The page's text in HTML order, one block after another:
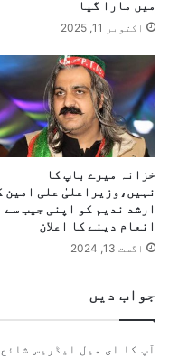
میں مارا گیا
اکتوبر 11, 2025
خزانہ میرے باپ کا
نہیں،وزیراعلیٰ علی امین
ارشد ندیم کو اپنی جیب سے
انعام دینے کا اعلان
اگست 13, 2024
جواب دیں
آپ کا ای میل ایڈریس